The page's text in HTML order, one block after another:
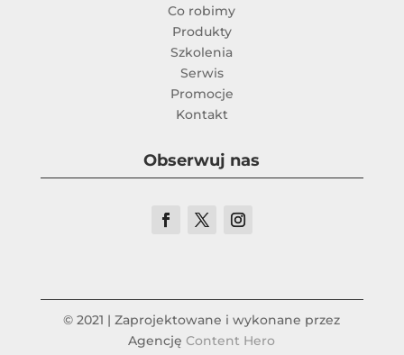
Co robimy
Produkty
Szkolenia
Serwis
Promocje
Kontakt
Obserwuj nas
© 2021 | Zaprojektowane i wykonane przez
AgencjęContent Hero